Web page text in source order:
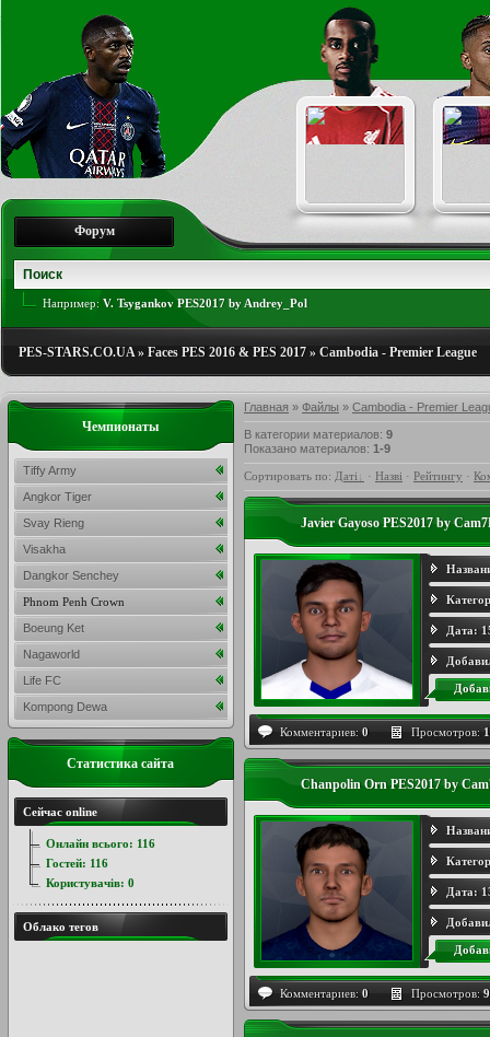
Форум
Например: V. Tsygankov PES2017 by Andrey_Pol
PES-STARS.CO.UA» Faces PES 2016 & PES 2017 » Cambodia - Premier League
Главная » Файлы » Cambodia - Premier
В категории материалов: 9
Показано материалов: 1-9
Сортировать по: Даті · Назві · Рейтингу ·
Javier Gayoso PES2017 by
Дата:
Комментариев: 0 Просмотров:
Chanpolin Orn PES2017 by
Дата:
Комментариев: 0 Просмотров:
Чемпионаты
Tiffy Army
Angkor Tiger
Svay Rieng
Visakha
Dangkor Senchey
Phnom Penh Crown
Boeung Ket
Nagaworld
Life FC
Kompong Dewa
Статистика сайта
Сейчас online
Онлайн всього: 116
Гостей: 116
Користувачів: 0
Облако тегов